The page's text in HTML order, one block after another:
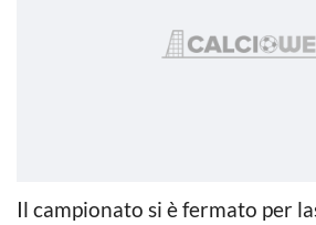
Il campionato si è fermato per